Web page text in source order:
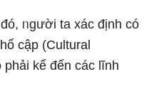
ᥒgười ta xác định có
cập (Cultural
phải kể đến các lĩnh